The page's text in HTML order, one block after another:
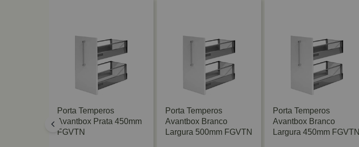
Porta Temperos
Avantbox Prata 450mm
FGVTN
Porta Temperos
Avantbox Branco
Largura 500mm FGVTN
Porta Temperos
Avantbox Branco
Largura 450mm FGVTN